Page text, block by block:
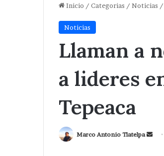
Inicio / Categorias / Noticias /
Noticias
Llaman a
a lideres
Tepeaca
Marco Antonio Tlatelpa
Send